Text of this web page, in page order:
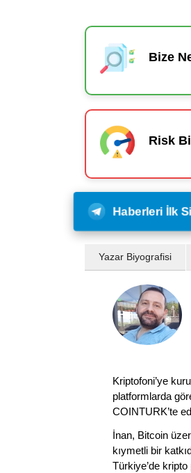
Bize
Risk
Haberleri İlk
Yazar Biyografisi
Kriptofoni’ye
platformlarda
COINTURK’te
İnan, Bitcoin
kıymetli bir
Türkiye’de